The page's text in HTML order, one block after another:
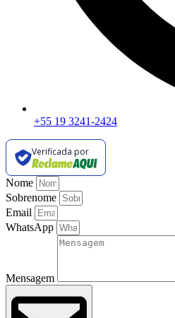
+55 19 3241-2424
Verificada por
Nome
Sobrenome
Email
WhatsApp
Mensagem